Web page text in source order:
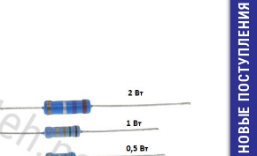
Разъем
отв.часть сНОВЫЕ ПОСТУПЛЕНИЯ